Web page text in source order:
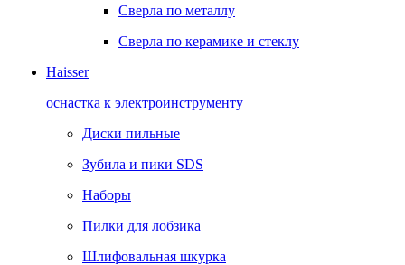
Сверла по металлу
Сверла по керамике и стеклу
Haisser
оснастка к электроинструменту
Диски пильные
Зубила и пики SDS
Наборы
Пилки для лобзика
Шлифовальная шкурка